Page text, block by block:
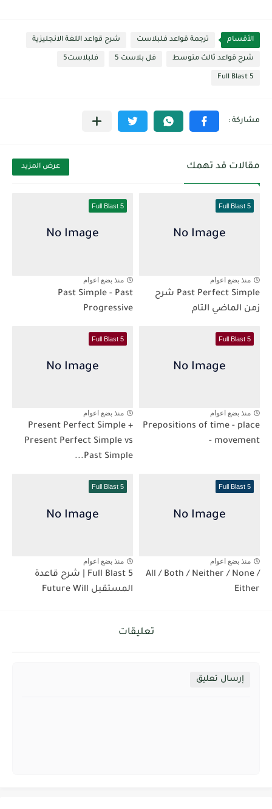
الأقسام ترجمة قواعد فلبلاست شرح قواعد اللغة الانجليزية
شرح قواعد ثالث متوسط فل بلاست 5 فلبلاست5
Full Blast 5
مقالات قد تهمك عرض المزيد
Full Blast 5
منذ بضع اعوام
Past Perfect Simple شرح
زمن الماضي التام
Full Blast 5
منذ بضع اعوام
Past Simple - Past
Progressive
Full Blast 5
منذ بضع اعوام
Prepositions of time - place
- movement
Full Blast 5
منذ بضع اعوام
Present Perfect Simple +
Present Perfect Simple vs
Past Simple...
Full Blast 5
منذ بضع اعوام
All / Both / Neither / None /
Either
Full Blast 5
منذ بضع اعوام
Full Blast 5 | شرح قاعدة
المستقبل Future Will
تعليقات
إرسال تعليق